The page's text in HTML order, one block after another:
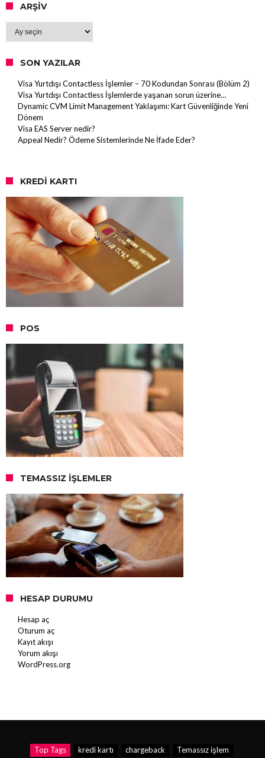
ARŞIV
SON YAZILAR
Visa Yurtdışı Contactless İşlemler – 70 Kodundan Sonrası (Bölüm 2)
Visa Yurtdışı Contactless İşlemlerde yaşanan sorun üzerine…
Dynamic CVM Limit Management Yaklaşımı: Kart Güvenliğinde Yeni
Dönem
Visa EAS Server nedir?
Appeal Nedir? Ödeme Sistemlerinde Ne İfade Eder?
KREDI KARTI
POS
TEMASSIZ İŞLEMLER
HESAP DURUMU
Hesap aç
Oturum aç
Kayıt akışı
Yorum akışı
WordPress.org
Top Tags kredi kartı chargeback Temassız işlem